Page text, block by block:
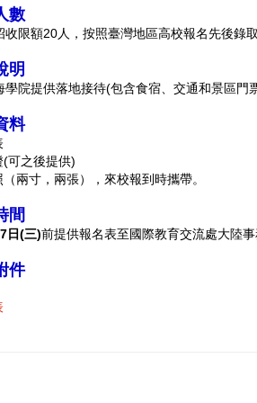
數
收限額20人，按照臺灣地區高校報名先後錄取
明
學院提供落地接待(包含食宿、交通和景區門
料
(可之後提供)
兩寸，兩張），來校報到時攜帶。
間
日(三)前提供報名表至國際教育交流處大陸
件